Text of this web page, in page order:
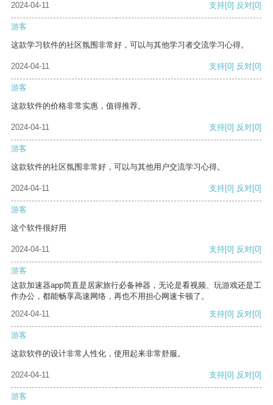
2024-04-11
支持[0] 反对[0]
游客
这款学习软件的社区氛围非常好，可以与其他学习者交流学习心得。
2024-04-11 支持[0] 反对[0]
游客
这款软件的价格非常实惠，值得推荐。
2024-04-11 支持[0] 反对[0]
游客
这款软件的社区氛围非常好，可以与其他用户交流学习心得。
2024-04-11 支持[0] 反对[0]
游客
这个软件很好用
2024-04-11 支持[0] 反对[0]
游客
这款加速器app简直是居家旅行必备神器，无论是看视频、玩游戏还是工
作办公，都能畅享高速网络，再也不用担心网速卡顿了。
2024-04-11
支持[0] 反对[0]
游客
这款软件的设计非常人性化，使用起来非常舒服。
2024-04-11 支持[0] 反对[0]
游客